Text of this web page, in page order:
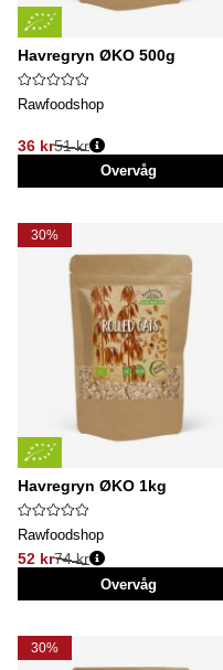
Havregryn ØKO 500g
Rawfoodshop
36 kr
Normalpris:
51 kr
Overvåg
30%
Havregryn ØKO 1kg
Rawfoodshop
52 kr
Normalpris:
74 kr
Overvåg
30%